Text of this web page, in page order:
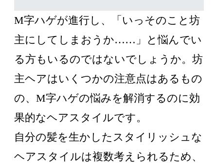
M字ハゲが進行し、「いっそのこと坊
主にしてしまおうか……」と悩んでい
る方もいるのではないでしょうか。坊
主ヘアはいくつかの注意点はあるもの
の、M字ハゲの悩みを解消するのに効
果的なヘアスタイルです。
自分の髪を生かしたスタイリッシュな
ヘアスタイルは複数考えられるため、